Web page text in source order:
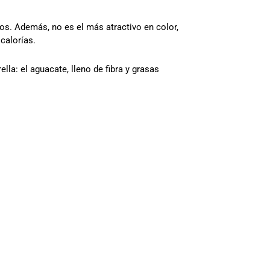
Además, no es el más atractivo en color,
el aguacate, lleno de fibra y grasas